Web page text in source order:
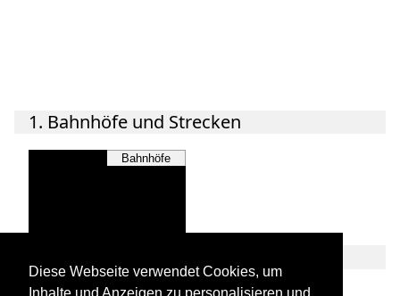
1. Bahnhöfe und Strecken
Bahnhöfe
Unternehmen
Diese Webseite verwendet Cookies, um